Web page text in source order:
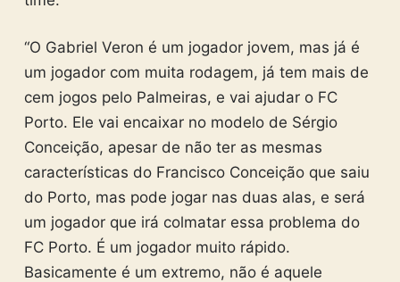
“O Gabriel Veron é um jogador jovem, mas já é
um jogador com muita rodagem, já tem mais de
cem jogos pelo Palmeiras, e vai ajudar o FC
Porto. Ele vai encaixar no modelo de Sérgio
Conceição, apesar de não ter as mesmas
características do Francisco Conceição que saiu
do Porto, mas pode jogar nas duas alas, e será
um jogador que irá colmatar essa problema do
FC Porto. É um jogador muito rápido.
Basicamente é um extremo, não é aquele